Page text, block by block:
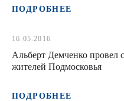
ПОДРОБНЕЕ
16.05.2016
Альберт Демченко провел
жителей Подмосковья
ПОДРОБНЕЕ